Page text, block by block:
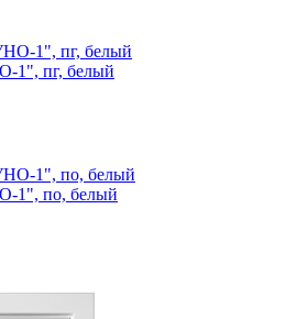
1", пг, белый
1", по, белый